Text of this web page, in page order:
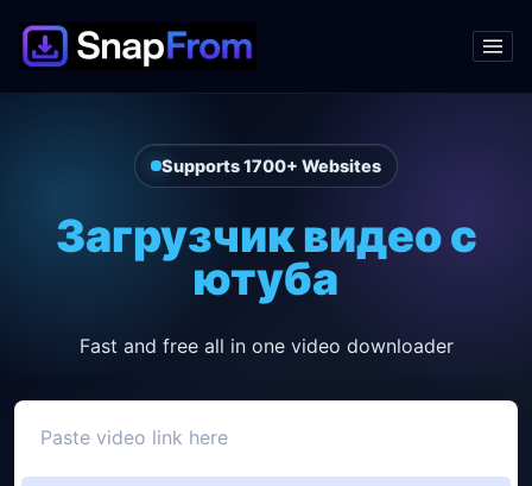
Supports 1700+ Websites
Загрузчик видео с
ютуба
Fast and free all in one video downloader